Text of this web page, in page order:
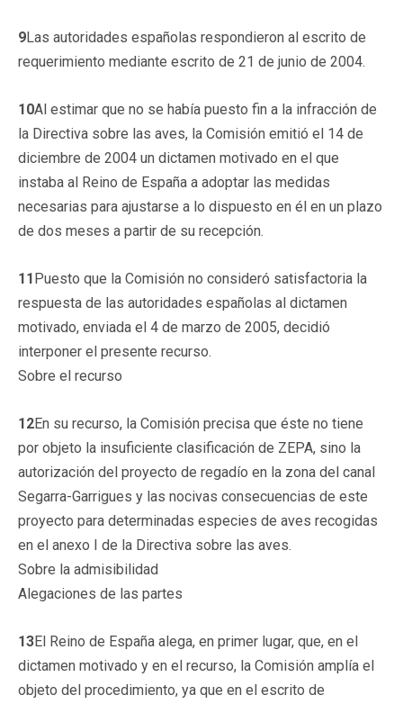
9Las autoridades españolas respondieron al escrito de
requerimiento mediante escrito de 21 de junio de 2004.
10Al estimar que no se había puesto fin a la infracción de
la Directiva sobre las aves, la Comisión emitió el 14 de
diciembre de 2004 un dictamen motivado en el que
instaba al Reino de España a adoptar las medidas
necesarias para ajustarse a lo dispuesto en él en un plazo
de dos meses a partir de su recepción.
11Puesto que la Comisión no consideró satisfactoria la
respuesta de las autoridades españolas al dictamen
motivado, enviada el 4 de marzo de 2005, decidió
interponer el presente recurso.
Sobre el recurso
12En su recurso, la Comisión precisa que éste no tiene
por objeto la insuficiente clasificación de ZEPA, sino la
autorización del proyecto de regadío en la zona del canal
Segarra-Garrigues y las nocivas consecuencias de este
proyecto para determinadas especies de aves recogidas
en el anexo I de la Directiva sobre las aves.
Sobre la admisibilidad
Alegaciones de las partes
13El Reino de España alega, en primer lugar, que, en el
dictamen motivado y en el recurso, la Comisión amplía el
objeto del procedimiento, ya que en el escrito de